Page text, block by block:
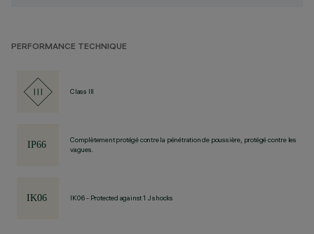
PERFORMANCE TECHNIQUE
Class III
Complètement protégé contre la pénétration de poussière, protégé contre les
vagues.
IK06 - Protected against 1 J shocks